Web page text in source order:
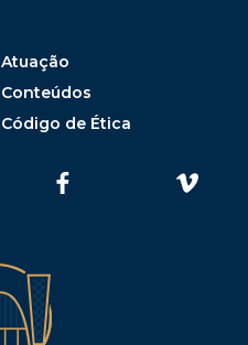
Atuação
Conteúdos
Código de Ética